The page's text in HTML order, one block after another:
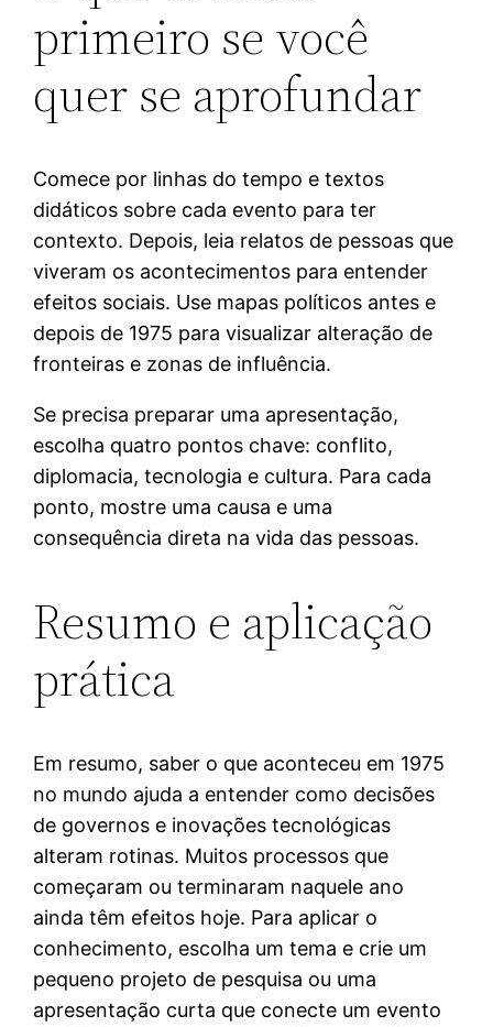
primeiro se você
quer se aprofundar
Comece por linhas do tempo e textos
didáticos sobre cada evento para ter
contexto. Depois, leia relatos de pessoas que
viveram os acontecimentos para entender
efeitos sociais. Use mapas políticos antes e
depois de 1975 para visualizar alteração de
fronteiras e zonas de influência.
Se precisa preparar uma apresentação,
escolha quatro pontos chave: conflito,
diplomacia, tecnologia e cultura. Para cada
ponto, mostre uma causa e uma
consequência direta na vida das pessoas.
Resumo e aplicação
prática
Em resumo, saber o que aconteceu em 1975
no mundo ajuda a entender como decisões
de governos e inovações tecnológicas
alteram rotinas. Muitos processos que
começaram ou terminaram naquele ano
ainda têm efeitos hoje. Para aplicar o
conhecimento, escolha um tema e crie um
pequeno projeto de pesquisa ou uma
apresentação curta que conecte um evento